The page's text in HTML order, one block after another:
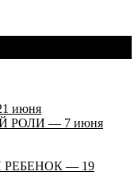
июня
РОЛИ — 7 июня
РЕБЕНОК — 19